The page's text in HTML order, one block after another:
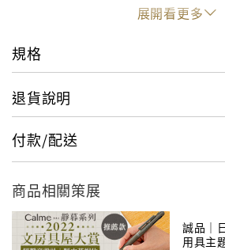
TELL(てる)的意思，期待Pentel商
Pentel與時代共同發展前進，多元
界各地，受到無數人們的喜愛。
展開看更多
規格
退貨說明
付款/配送
商品相關策展
誠品｜
用具主